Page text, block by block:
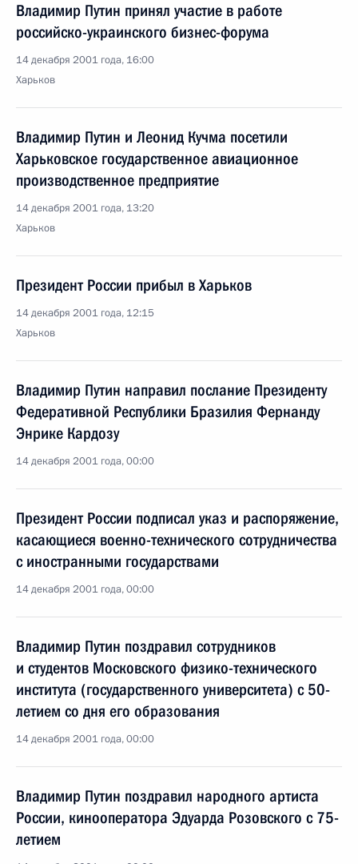
Владимир Путин принял участие в работе
российско-украинского бизнес-форума
14 декабря 2001 года, 16:00
Харьков
Владимир Путин и Леонид Кучма посетили
Харьковское государственное авиационное
производственное предприятие
14 декабря 2001 года, 13:20
Харьков
Президент России прибыл в Харьков
14 декабря 2001 года, 12:15
Харьков
Владимир Путин направил послание Президенту
Федеративной Республики Бразилия Фернанду
Энрике Кардозу
14 декабря 2001 года, 00:00
Президент России подписал указ и распоряжение,
касающиеся военно-технического сотрудничества
с иностранными государствами
14 декабря 2001 года, 00:00
Владимир Путин поздравил сотрудников
и студентов Московского физико-технического
института (государственного университета) с 50-
летием со дня его образования
14 декабря 2001 года, 00:00
Владимир Путин поздравил народного артиста
России, кинооператора Эдуарда Розовского с 75-
летием